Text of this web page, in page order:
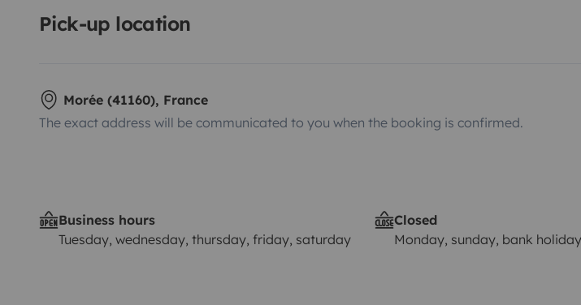
Pick-up location
Morée (41160), France
The exact address will be communicated to you when the booking is confirmed.
Business hours
Tuesday, wednesday, thursday, friday, saturday
Closed
Monday, sunday, bank holiday